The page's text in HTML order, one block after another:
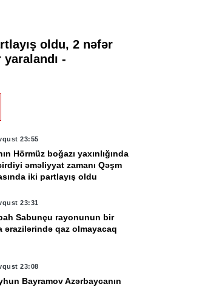
oldu, 2 nəfər
-
23:55
Hörmüz boğazı yaxınlığında
əməliyyat zamanı Qəşm
iki partlayış oldu
23:31
Sabunçu rayonunun bir
ərazilərində qaz olmayacaq
23:08
Bayramov Azərbaycanın